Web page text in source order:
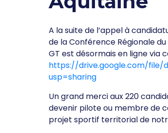
A la suite de l’appel à
de la Conférence Régionale
GT est désormais en ligne via
https://drive.google.com/file/
usp=sharing
Un grand merci aux 220
devenir pilote ou membre de
projet sportif territorial de